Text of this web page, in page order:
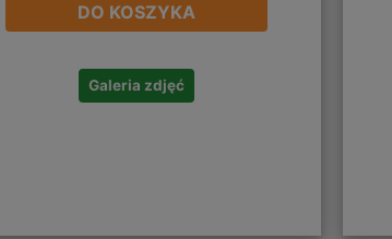
DO KOSZYKA
Galeria zdjęć